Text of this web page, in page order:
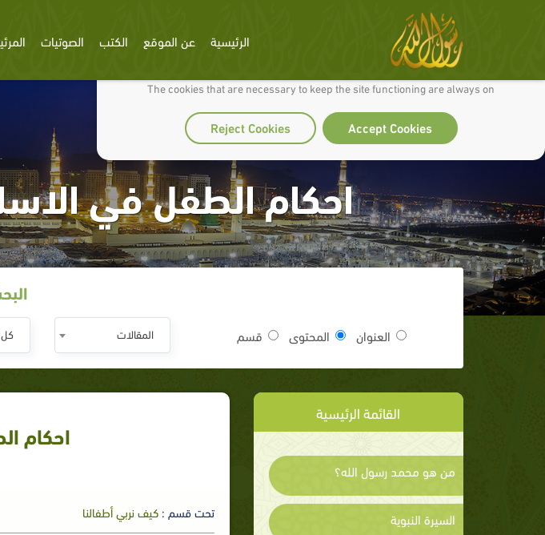
We use cookies to make our site work well for you and so we can continually improve it.
The cookies that are necessary to keep the site functioning are always on
Accept Cookies
Reject Cookies
الرئيسية عن الموقع الكتب الصوتيات
احكام الطفل في
العنوان المحتوى قسم المقالات كل
القائمة الرئيسية
من هو محمد رسول الله؟
السيرة النبوية
احكام
تحت قسم :كيف نربي أطفالنا